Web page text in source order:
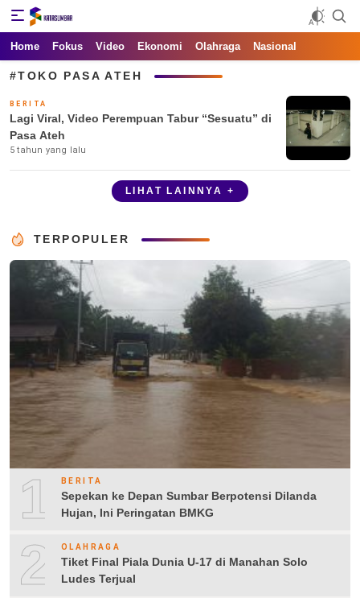
Kata Sumbar
Berita Sumbar Hari Ini
Home Fokus Video Ekonomi Olahraga Nasional
#TOKO PASA ATEH
BERITA
Lagi Viral, Video Perempuan Tabur “Sesuatu” di
Pasa Ateh
5 tahun yang lalu
LIHAT LAINNYA +
TERPOPULER
1 BERITA
Sepekan ke Depan Sumbar Berpotensi Dilanda
Hujan, Ini Peringatan BMKG
2 OLAHRAGA
Tiket Final Piala Dunia U-17 di Manahan Solo
Ludes Terjual